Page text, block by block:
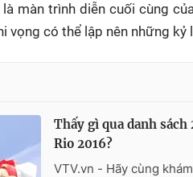
màn trình diễn cuối cùng
vọng có thể lập nên những kỷ
Thấy gì qua danh
Rio 2016?
VTV.vn - Hãy cùng